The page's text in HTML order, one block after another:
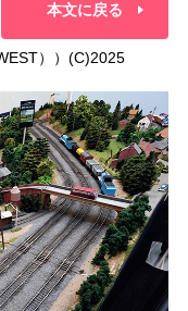
本文に戻る
））(C)2025